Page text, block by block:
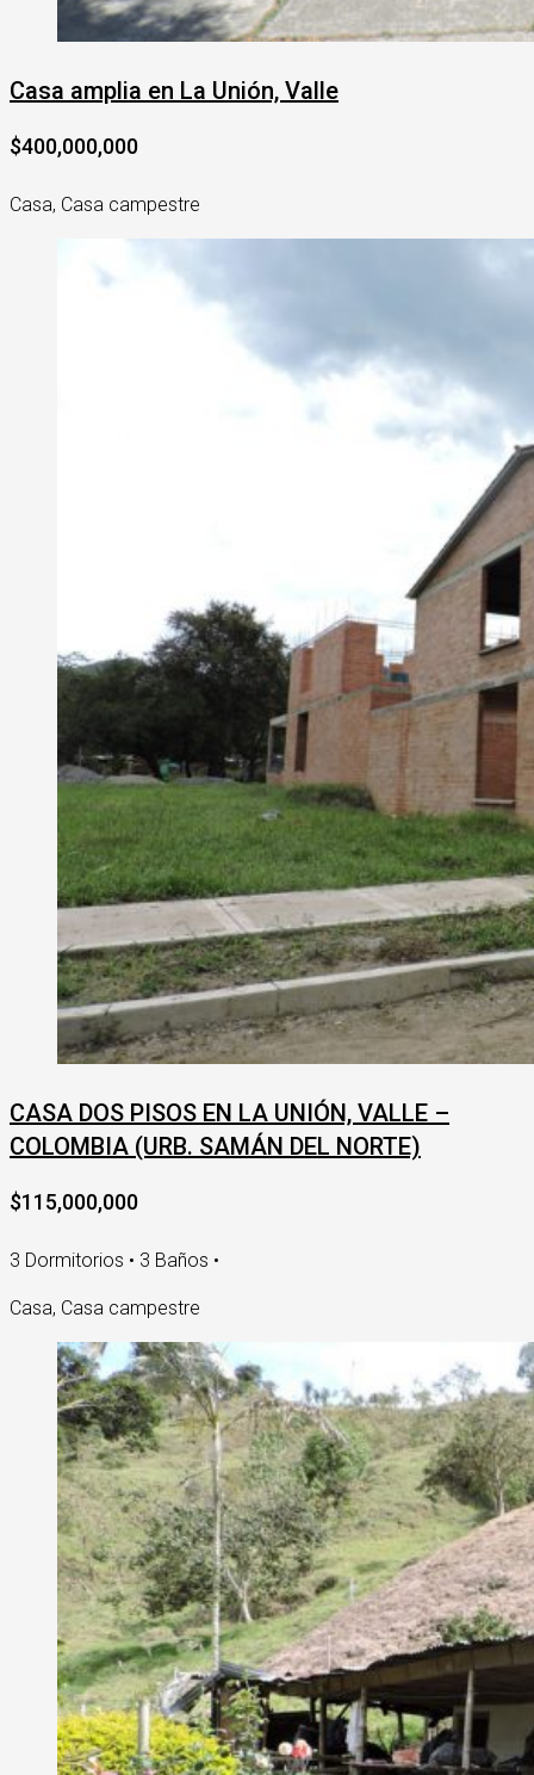
Casa amplia en La Unión, Valle
$400,000,000
Casa, Casa campestre
CASA DOS PISOS EN LA UNIÓN, VALLE –
COLOMBIA (URB. SAMÁN DEL NORTE)
$115,000,000
3 Dormitorios • 3 Baños •
Casa, Casa campestre